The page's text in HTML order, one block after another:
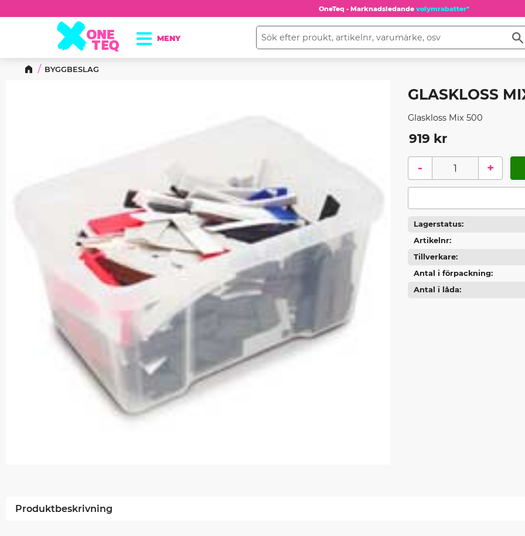
OneTeq - Marknadsledande volymrabatter*
BYGGBESLAG
GLASKLOSS
Glaskloss Mix 500
919 kr
+
-
Lagerstatus
Artikelnr
Tillverkare
Antal i förpackning
Antal i låda
Produktbeskrivning